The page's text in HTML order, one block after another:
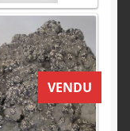
VENDU